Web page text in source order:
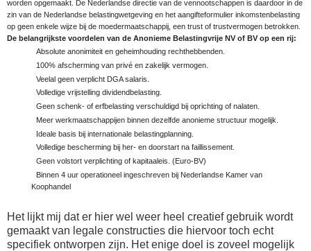
worden opgemaakt. De Nederlandse directie van de vennootschappen is daardoor in de
zin van de Nederlandse belastingwetgeving en het aangifteformulier inkomstenbelasting
op geen enkele wijze bij de moedermaatschappij, een trust of trustvermogen betrokken.
De belangrijkste voordelen van de Anonieme Belastingvrije NV of BV op een rij:
Absolute anonimiteit en geheimhouding rechthebbenden.
100% afscherming van privé en zakelijk vermogen.
Veelal geen verplicht DGA salaris.
Volledige vrijstelling dividendbelasting.
Geen schenk- of erfbelasting verschuldigd bij oprichting of nalaten.
Meer werkmaatschappijen binnen dezelfde anonieme structuur mogelijk.
Ideale basis bij internationale belastingplanning.
Volledige bescherming bij her- en doorstart na faillissement.
Geen volstort verplichting of kapitaaleis. (Euro-BV)
Binnen 4 uur operationeel ingeschreven bij Nederlandse Kamer van
Koophandel
Het lijkt mij dat er hier wel weer heel creatief gebruik wordt
gemaakt van legale constructies die hiervoor toch echt
specifiek ontworpen zijn. Het enige doel is zoveel mogelijk